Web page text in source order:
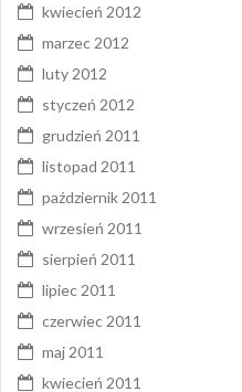
kwiecień 2012
marzec 2012
luty 2012
styczeń 2012
grudzień 2011
listopad 2011
październik 2011
wrzesień 2011
sierpień 2011
lipiec 2011
czerwiec 2011
maj 2011
kwiecień 2011